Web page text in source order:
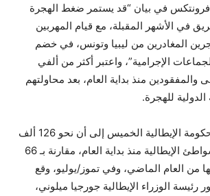
فرونتكس في بيان “قد يستمر ضغط الهجرة
في الأشهر المقبلة، مع قيام المهربين
المغادرين من ليبيا وتونس، في خضم
الإجرامية”، واعتبر أكثر من ألفي
منذ بداية العام، بعد محاولتهم
للهجرة.
من جانبها، أشارت الحكومة الإيطالية الخميس إلى أن نحو 126 ألف
مهاجر وصلوا إلى الشواطئ الإيطالية منذ بداية العام، مقارنة بـ 66
من العام الماضي، وفي تموز/يوليو، وقع
رئيسة الوزراء الإيطالية جورجيا ميلوني،